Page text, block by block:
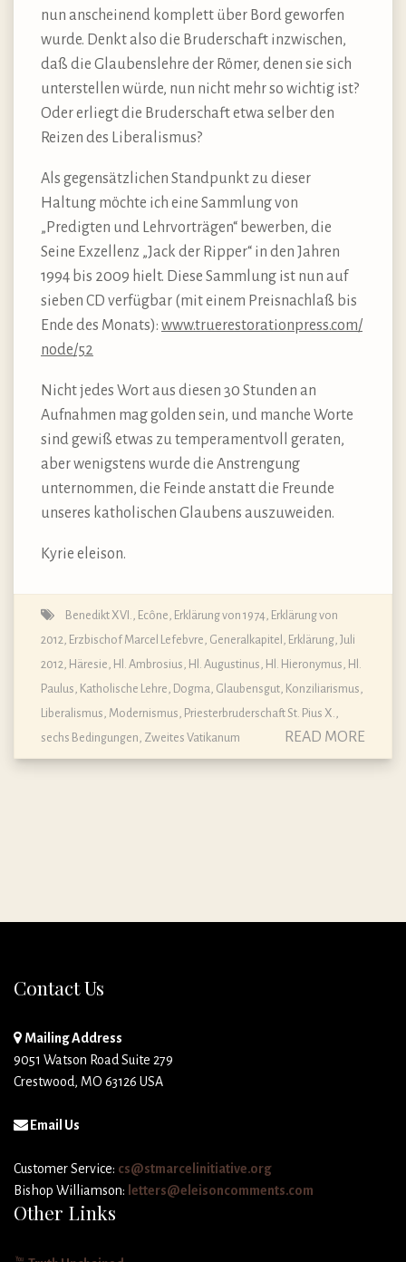
nun anscheinend komplett über Bord geworfen
wurde. Denkt also die Bruderschaft inzwischen,
daß die Glaubenslehre der Römer, denen sie sich
unterstellen würde, nun nicht mehr so wichtig ist?
Oder erliegt die Bruderschaft etwa selber den
Reizen des Liberalismus?
Als gegensätzlichen Standpunkt zu dieser
Haltung möchte ich eine Sammlung von
„Predigten und Lehrvorträgen“ bewerben, die
Seine Exzellenz „Jack der Ripper“ in den Jahren
1994 bis 2009 hielt. Diese Sammlung ist nun auf
sieben CD verfügbar (mit einem Preisnachlaß bis
Ende des Monats): www.​truerestorationpress.​com/​
node/​52
Nicht jedes Wort aus diesen 30 Stunden an
Aufnahmen mag golden sein, und manche Worte
sind gewiß etwas zu temperamentvoll geraten,
aber wenigstens wurde die Anstrengung
unternommen, die Feinde anstatt die Freunde
unseres katholischen Glaubens auszuweiden.
Kyrie eleison.
Benedikt XVI. Ecône Erklärung von 1974 Erklärung von
2012 Erzbischof Marcel Lefebvre Generalkapitel, Erklärung, Juli
2012 Häresie Hl. Ambrosius Hl. Augustinus Hl. Hieronymus Hl.
Paulus Katholische Lehre, Dogma, Glaubensgut Konziliarismus
Liberalismus Modernismus Priesterbruderschaft St. Pius X.
sechs Bedingungen Zweites Vatikanum READ MORE
Contact Us
Mailing Address
9051 Watson Road Suite 279
Crestwood, MO 63126 USA
Email Us
Customer Service: cs@stmarcelinitiative.org
Bishop Williamson: letters@eleisoncomments.com
Other Links